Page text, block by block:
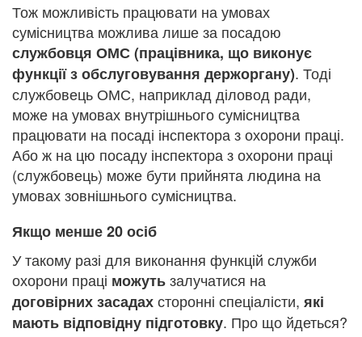
Тож можливість працювати на умовах
сумісництва можлива лише за посадою
службовця ОМС (працівника, що виконує
функції з обслуговування держоргану). Тоді
службовець ОМС, наприклад діловод ради,
може на умовах внутрішнього сумісництва
працювати на посаді інспектора з охорони праці.
Або ж на цю посаду інспектора з охорони праці
(службовець) може бути прийнята людина на
умовах зовнішнього сумісництва.
Якщо менше 20 осіб
У такому разі для виконання функцій служби
охорони праці можутьзалучатися на
договірних засадахсторонні спеціалісти, які
мають відповідну підготовку. Про що йдеться?